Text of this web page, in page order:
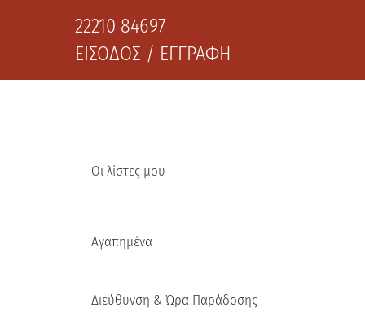
22210 84697
ΕΙΣΟΔΟΣ / ΕΓΓΡΑΦΗ
Οι λίστες μου
Αγαπημένα
Διεύθυνση & Ώρα Παράδοσης